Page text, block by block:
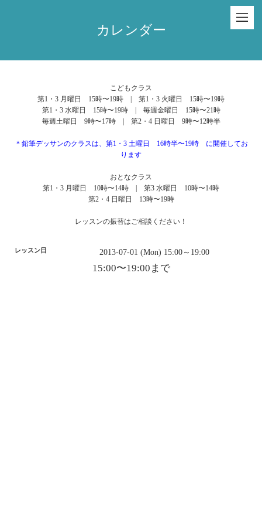
カレンダー
こどもクラス
第1・3 月曜日 15時〜19時 | 第1・3 火曜日 15時〜19時
第1・3 水曜日 15時〜19時 | 毎週金曜日 15時〜21時
毎週土曜日 9時〜17時 | 第2・4 日曜日 9時〜12時半
＊鉛筆デッサンのクラスは、第1・3 土曜日 16時半〜19時 に開催してお
ります
おとなクラス
第1・3 月曜日 10時〜14時 | 第3 水曜日 10時〜14時
第2・4 日曜日 13時〜19時
レッスンの振替はご相談ください！
レッスン日 2013-07-01 (Mon) 15:00～19:00
15:00〜19:00まで